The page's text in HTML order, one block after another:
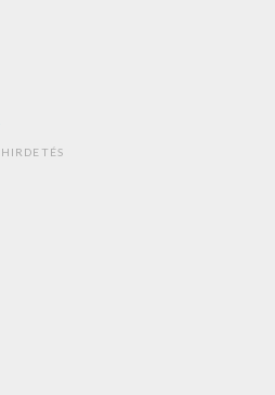
HIRDETÉS